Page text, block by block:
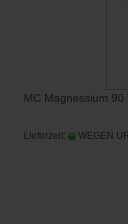
MC Magnessium 90
Lieferzeit: WEGEN